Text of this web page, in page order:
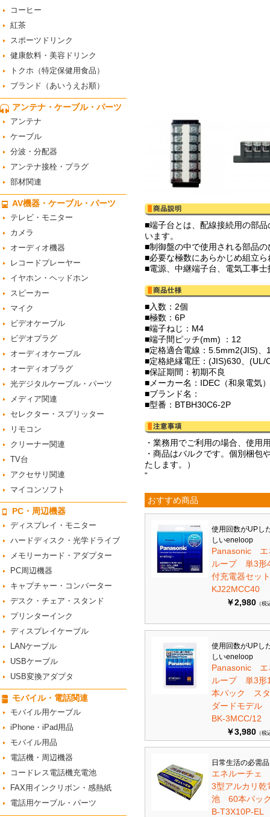
コーヒー
紅茶
スポーツドリンク
健康飲料・美容ドリンク
トクホ（特定保健用食品）
ブランド（あいうえお順）
アンテナ・ケーブル・パーツ
アンテナ
ケーブル
分波・分配器
アンテナ接栓・プラグ
部材関連
AV機器・ケーブル・パーツ
テレビ・モニター
カメラ
オーディオ機器
レコードプレーヤー
イヤホン・ヘッドホン
スピーカー
マイク
ビデオケーブル
ビデオプラグ
オーディオケーブル
オーディオプラグ
光デジタルケーブル・パーツ
メディア関連
セレクター・スプリッター
リモコン
クリーナー関連
TV台
アクセサリ関連
マイコンソフト
PC・周辺機器
ディスプレイ・モニター
ハードディスク・光学ドライブ
メモリーカード・アダプター
PC周辺機器
キャプチャー・コンバーター
デスク・チェア・スタンド
プリンターインク
ディスプレイケーブル
LANケーブル
USBケーブル
USB変換アダプタ
モバイル・電話関連
モバイル用ケーブル
iPhone・iPad用品
モバイル用品
電話機・周辺機器
コードレス電話機充電池
FAX用インクリボン・感熱紙
電話用ケーブル・パーツ
■端子台とは、配線接続用の部
います。
■制御盤の中で使用される部品
■必要な極数にあらかじめ組立
■電源、中継端子台、電気工事
■入数：2個
■極数：6P
■端子ねじ：M4
■端子間ピッチ(mm) ：12
■定格適合電線：5.5mm2(JIS)、
■定格絶縁電圧：(JIS)630、(UL/
■保証期間：初期不良
■メーカー名：IDEC（和泉電気）
■ブランド名：
■型番：BTBH30C6-2P
・業務用でご利用の場合、使用
・商品はバルクです。個別梱包
たします。）
“
おすすめ商品
使用回数がUPし
しいeneloop
Panasonic エ
ループ 単3形
付充電器セッ
KJ22MCC40
￥2,980 （税
使用回数がUPし
しいeneloop
Panasonic エ
ループ 単3形
本パック ス
ダードモデル
BK-3MCC/12
￥3,980 （税
日常生活の必需
エネルーチェ
3型アルカリ乾
池 60本パ
B-T3X10P-EL